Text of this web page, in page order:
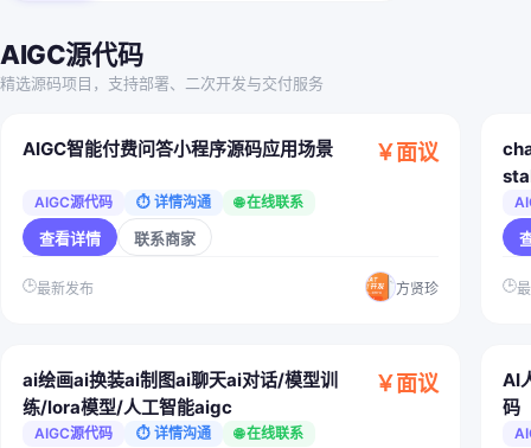
AIGC源代码
精选源码项目，支持部署、二次开发与交付服务
AIGC智能付费问答小程序源码应用场景 ￥面议
AIGC源代码 ⏱ 详情沟通 🌐 在线联系
查看详情 联系商家
🕒最新发布 方贤珍
练
🕒
ai绘画ai换装ai制图ai聊天ai对话/模型训
练/lora模型/人工智能aigc
￥面议
AIGC源代码 ⏱ 详情沟通 🌐 在线联系
AI
码